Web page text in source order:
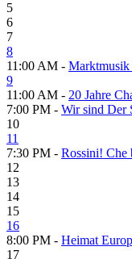
5
6
7
8
11:00 AM - Marktmusik
9
11:00 AM - 20 Jahre
7:00 PM - Wir sind Der
10
11
7:30 PM - Rossini! Che
12
13
14
15
16
8:00 PM - Heimat
17